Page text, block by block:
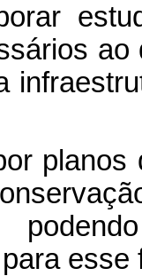
planos
esse